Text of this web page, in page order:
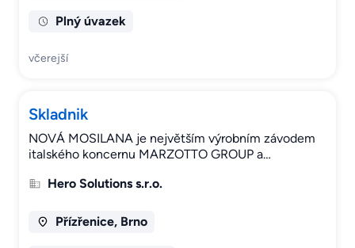
Plný úvazek
včerejší
Skladnik
NOVÁ MOSILANA je největším výrobním závodem
italského koncernu MARZOTTO GROUP a…
Hero Solutions s.r.o.
Přízřenice, Brno